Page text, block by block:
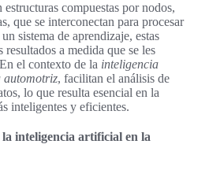
estructuras compuestas por nodos,
que se interconectan para procesar
sistema de aprendizaje, estas
resultados a medida que se les
el contexto de la inteligencia
, facilitan el análisis de
lo que resulta esencial en la
inteligentes y eficientes.
inteligencia artificial en la